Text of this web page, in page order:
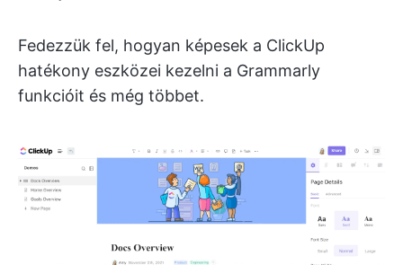
Fedezzük fel, hogyan képesek a ClickUp
hatékony eszközei kezelni a Grammarly
funkcióit és még többet.